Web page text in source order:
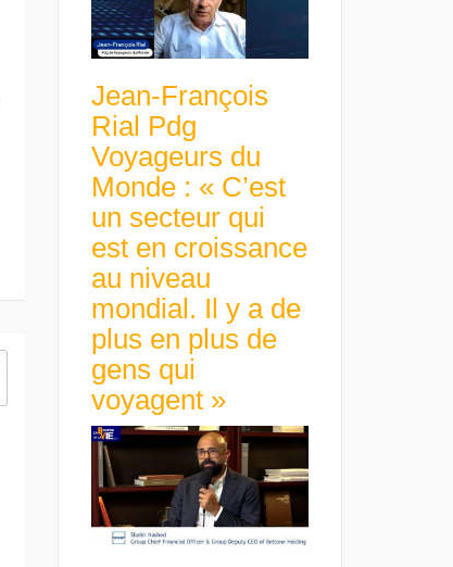
Jean-François
Rial Pdg
Voyageurs du
Monde : « C’est
un secteur qui
est en croissance
au niveau
mondial. Il y a de
plus en plus de
gens qui
voyagent »